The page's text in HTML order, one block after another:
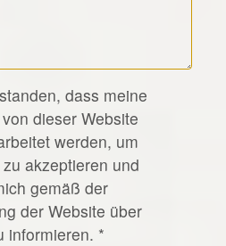
dass meine
dieser Website
werden, um
akzeptieren und
gemäß der
der Website über
informieren. *